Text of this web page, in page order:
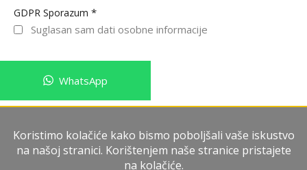
GDPR Sporazum *
Suglasan sam dati osobne informacije
WhatsApp